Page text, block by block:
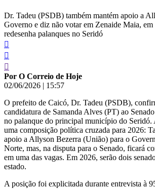
Dr. Tadeu (PSDB) também mantém apoio a
Governo e diz não votar em Zenaide Maia,
redesenha palanques no Seridó
Por O Correio de Hoje
02/06/2026 | 15:57
O prefeito de Caicó, Dr. Tadeu (PSDB),
candidatura de Samanda Alves (PT) ao
no palanque do principal município do Seridó.
uma composição política cruzada para 2026:
apoio a Allyson Bezerra (União) para o
Norte, mas, na disputa para o Senado, ficará
em uma das vagas. Em 2026, serão dois
estado.
A posição foi explicitada durante entrevista à